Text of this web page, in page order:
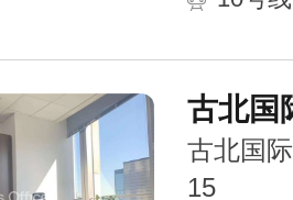
古北国
古北国
15